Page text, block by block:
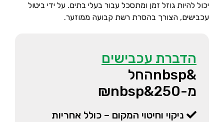
יכול להיות גוזל זמן ומתסכל עבור בעלי בתים. על ידי ביטול
עכבישים, הצורך בהסרת רשת קבועה ממוזער.
הדברת עכבישים
&nbspהחל
מ-250&nbsp₪
ניקוי וחיטוי המקום – כולל אחריות